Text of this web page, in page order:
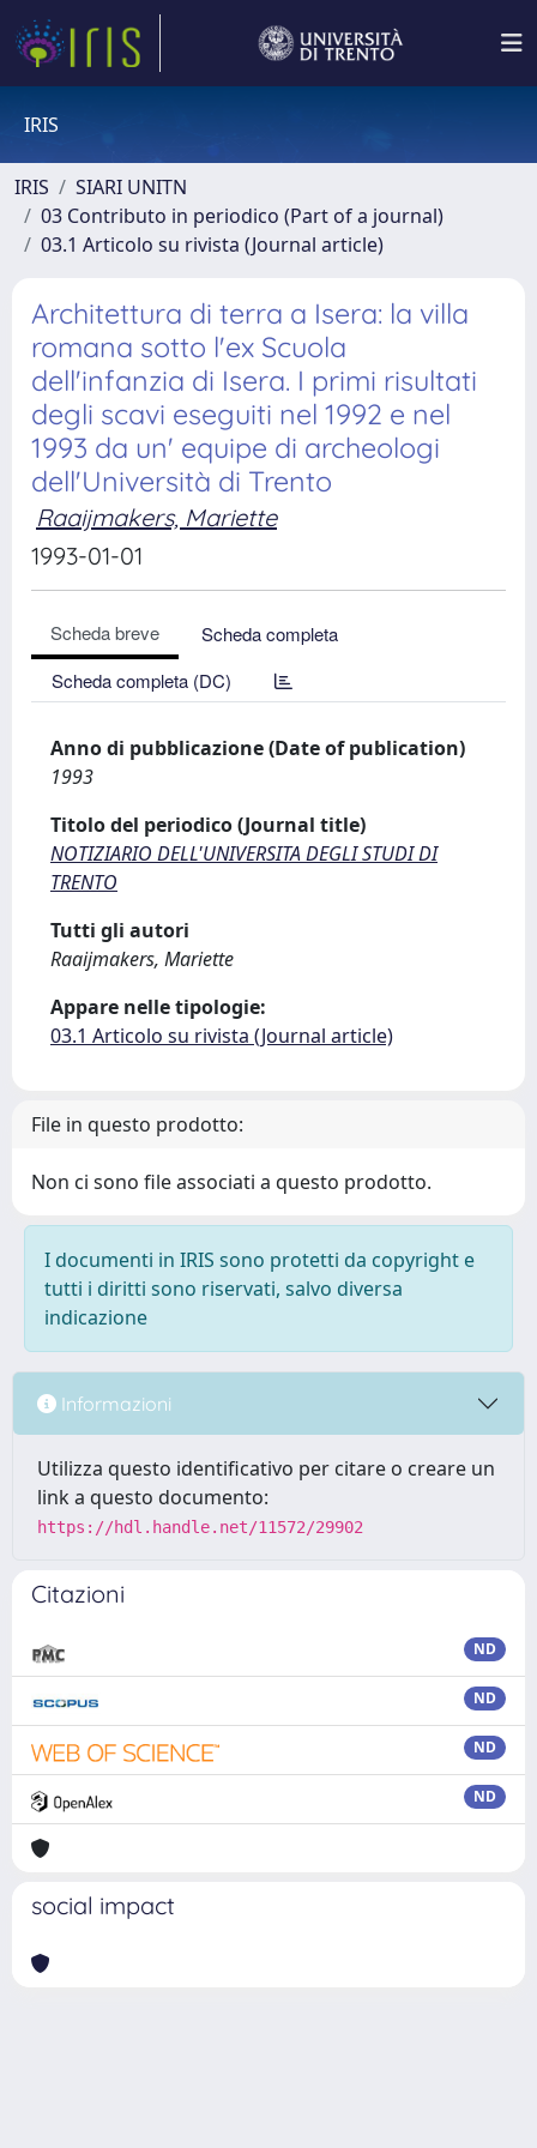
IRIS
IRIS
SIARI UNITN
03 Contributo in periodico (Part of a journal)
03.1 Articolo su rivista (Journal article)
Architettura di terra a Isera: la villa
romana sotto l'ex Scuola
dell'infanzia di Isera. I primi risultati
degli scavi eseguiti nel 1992 e nel
1993 da un' equipe di archeologi
dell'Università di Trento
Raaijmakers, Mariette
1993-01-01
Scheda breve
Scheda completa
Scheda completa (DC)
Anno di pubblicazione (Date of publication)
1993
Titolo del periodico (Journal title)
NOTIZIARIO DELL'UNIVERSITA DEGLI STUDI DI
TRENTO
Tutti gli autori
Raaijmakers, Mariette
Appare nelle tipologie:
03.1 Articolo su rivista (Journal article)
File in questo prodotto:
Non ci sono file associati a questo prodotto.
I documenti in IRIS sono protetti da copyright e
tutti i diritti sono riservati, salvo diversa
indicazione
Informazioni
Utilizza questo identificativo per citare o creare un
link a questo documento:
https://hdl.handle.net/11572/29902
Citazioni
ND
ND
ND
ND
social impact